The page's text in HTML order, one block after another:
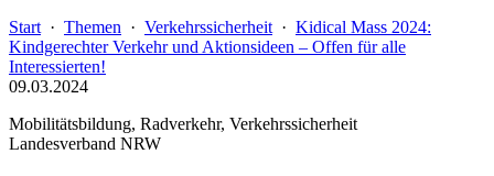
Start · Themen · Verkehrssicherheit · Kidical Mass 2024:
Kindgerechter Verkehr und Aktionsideen – Offen für alle
Interessierten!
09.03.2024
Mobilitätsbildung, Radverkehr, Verkehrssicherheit
Landesverband NRW